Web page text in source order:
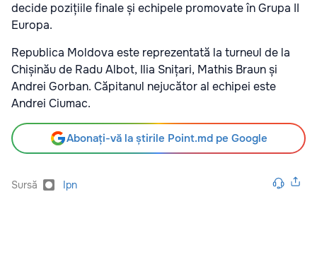
decide pozițiile finale și echipele promovate în Grupa II
Europa.
Republica Moldova este reprezentată la turneul de la
Chișinău de Radu Albot, Ilia Snițari, Mathis Braun și
Andrei Gorban. Căpitanul nejucător al echipei este
Andrei Ciumac.
Abonați-vă la știrile Point.md pe Google
Sursă Ipn